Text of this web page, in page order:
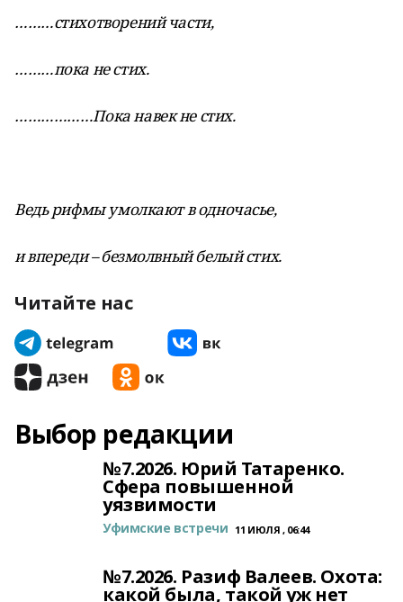
………стихотворений части,
………пока не стих.
………………Пока навек не стих.
Ведь рифмы умолкают в одночасье,
и впереди – безмолвный белый стих.
Читайте нас
Выбор редакции
№7.2026. Юрий Татаренко.
Сфера повышенной
уязвимости
Уфимские встречи 11 ИЮЛЯ , 06:44
№7.2026. Разиф Валеев. Охота:
какой была, такой уж нет